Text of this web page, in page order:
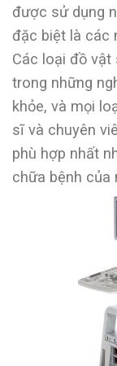
được sử dụng
đặc biệt là các
Các loại đồ
trong những
khỏe, và mọi
sĩ và chuyên
phù hợp nhất
chữa bệnh của